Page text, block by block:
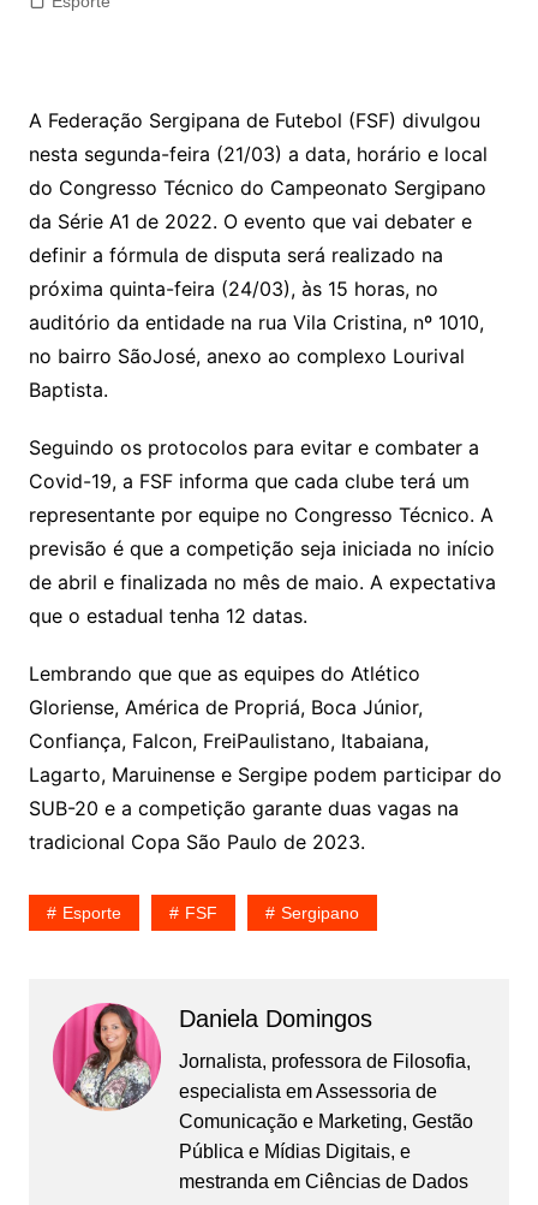
A Federação Sergipana de Futebol (FSF) divulgou
nesta segunda-feira (21/03) a data, horário e local
do Congresso Técnico do Campeonato Sergipano
da Série A1 de 2022. O evento que vai debater e
definir a fórmula de disputa será realizado na
próxima quinta-feira (24/03), às 15 horas, no
auditório da entidade na rua Vila Cristina, nº 1010,
no bairro SãoJosé, anexo ao complexo Lourival
Baptista.
Seguindo os protocolos para evitar e combater a
Covid-19, a FSF informa que cada clube terá um
representante por equipe no Congresso Técnico. A
previsão é que a competição seja iniciada no início
de abril e finalizada no mês de maio. A expectativa
que o estadual tenha 12 datas.
Lembrando que que as equipes do Atlético
Gloriense, América de Propriá, Boca Júnior,
Confiança, Falcon, FreiPaulistano, Itabaiana,
Lagarto, Maruinense e Sergipe podem participar do
SUB-20 e a competição garante duas vagas na
tradicional Copa São Paulo de 2023.
Esporte FSF Sergipano
Daniela Domingos
Jornalista, professora de Filosofia,
especialista em Assessoria de
Comunicação e Marketing, Gestão
Pública e Mídias Digitais, e
mestranda em Ciências de Dados